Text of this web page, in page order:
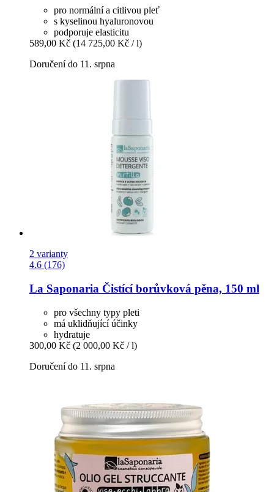
pro normální a citlivou pleť
s kyselinou hyaluronovou
podporuje elasticitu
589,00 Kč (14 725,00 Kč / l)
Doručení do 11. srpna
2 varianty
4.6 (176)
La Saponaria Čistící borůvková pěna, 150 ml
pro všechny typy pleti
má uklidňující účinky
hydratuje
300,00 Kč (2 000,00 Kč / l)
Doručení do 11. srpna